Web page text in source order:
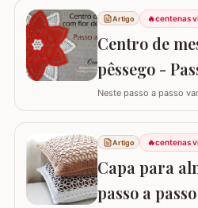
artesãos experientes
versátil que pode ser
decoração de móveis
em…
Artigo 🔥centenas
Centro de
pêssego -
Neste passo a passo
utilizar esta flor sem
precisar colocar algo
utilizei os fios Duna da
fios Barroco maxcolor,
Artigo 🔥centenas
Capa para
passo a passo